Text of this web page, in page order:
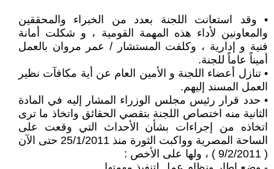
• وقد استعانت اللجنة بعدد من الخبراء والمحققين
والمعاونين لأداء هذه المهمة القومية ، و شكلت أمانة
فنية و إدارية ، وكلفت المستشار / عمر مروان بالعمل
أميناً عاماً للجنة.
• تنازل أعضاء اللجنة و الأمين العام عن أية مكافآت نظير
العمل المسند إليهم.
• حدد قرار رئيس مجلس الوزراء المشار إليه في المادة
الثانية منه اختصاص اللجنة بتقصي الحقائق واتخاذ ما ترى
اتخاذه من إجراءات بشأن الأحداث التي وقعت على
الساحة المصرية وواكبت الثورة منذ 25/1/2011 حتى الآن
( 9/2/2011 ) ، ولها على الأخص :